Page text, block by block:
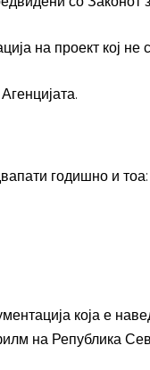
на проект кој не
годишно и
која е
на Република